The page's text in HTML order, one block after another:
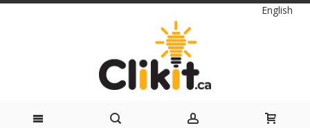
Langue
English